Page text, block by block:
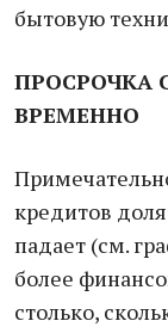
бытовую
ПРОСРОЧКА
ВРЕМЕННО
кредитов
падает (см.
более
столько,